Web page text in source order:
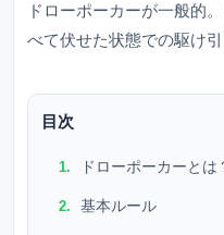
ドローポーカーが一般的
べて伏せた状態での駆け
目次
ドローポーカーとは
基本ルール